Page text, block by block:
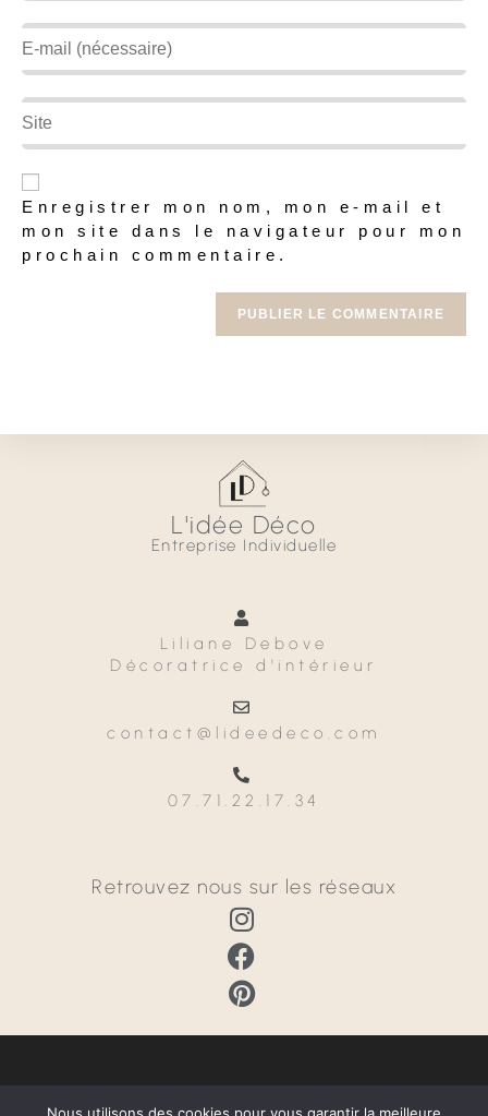
Enregistrer mon nom, mon e-mail et
mon site dans le navigateur pour mon
prochain commentaire.
L'idée Déco
Entreprise Individuelle
Liliane Debove
Décoratrice d'intérieur
contact@lideedeco.com
07.71.22.17.34
Retrouvez nous sur les réseaux